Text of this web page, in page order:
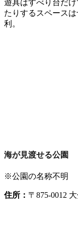
遊具はすべり台だ
たりするスペース
利。
海が見渡せる公園
※公園の名称不明
住所： 〒875-0012